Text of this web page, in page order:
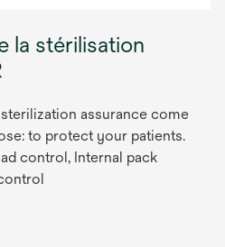
la stérilisation
assurance come
to protect your patients.
control, Internal pack